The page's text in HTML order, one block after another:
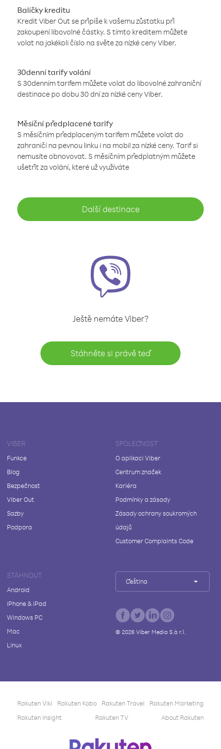
Balíčky kreditu
Kredit Viber Out se připíše k vašemu zůstatku při
zakoupení libovolné částky. S tímto kreditem můžete
volat na jakékoli číslo na světe za nízké ceny Viber.
30denní tarify volání
S 30denním tarifem můžete volat do libovolné zahraniční
destinace po dobu 30 dní za nízké ceny Viber.
Měsíční předplacené tarify
S měsíčním předplaceným tarifem můžete volat do
zahraničí na pevnou linku i na mobil za nízké ceny. Tarif si
nemusíte obnovovat. S měsíčním předplatným můžete
ušetřit za volání, které už využíváte
Další destinace
Ještě nemáte Viber?
Stáhněte si právě teď
VIBER
Funkce
Blog
Bezpečnost
Viber Out
Sazby
Podpora
SPOLEČNOST
O aplikaci Viber
Centrum značek
Kariéra
Podmínky a zásady
Zásady ochrany soukromých
údajů
Customer Complaints Code
STÁHNOUT
Android
iPhone & iPad
Windows PC
Mac
Linux
Čeština
© 2026Viber Media S.à r.l.
Rakuten Viki Rakuten Kobo Rakuten Travel
Rakuten Marketing
Rakuten Insight
Rakuten TV About Rakuten